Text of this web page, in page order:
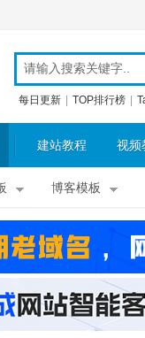
每日更新 TOP排行榜
建站教程 视频
博客模板